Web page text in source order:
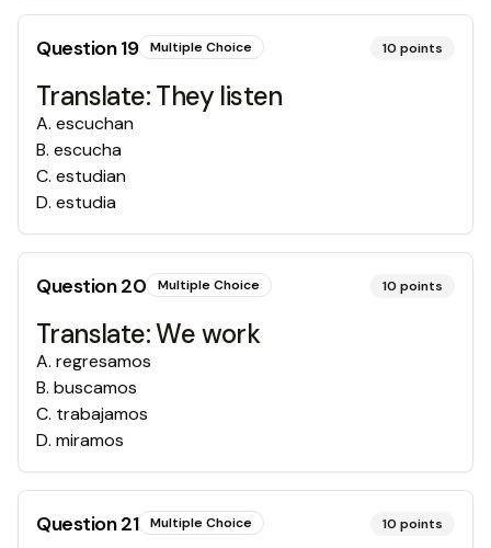
Question19 Multiple Choice 10 points
Translate: They listen
A. escuchan
B. escucha
C. estudian
D. estudia
Question20 Multiple Choice 10 points
Translate: We work
A. regresamos
B. buscamos
C. trabajamos
D. miramos
Question21 Multiple Choice 10 points